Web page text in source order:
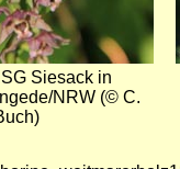
Siesack in
NRW (© C.